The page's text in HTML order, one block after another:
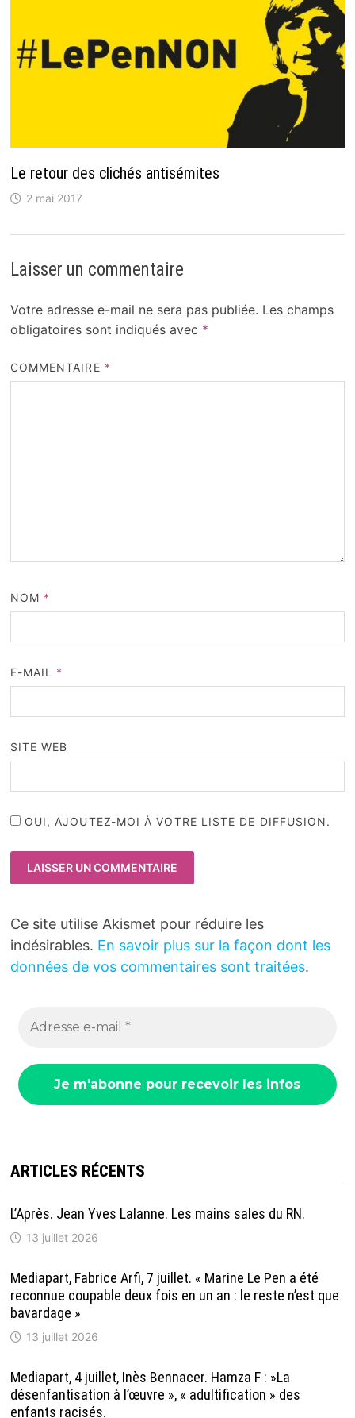
Le retour des clichés antisémites
2 mai 2017
Laisser un commentaire
Votre adresse e-mail ne sera pas publiée. Les champs
obligatoires sont indiqués avec *
COMMENTAIRE *
NOM *
E-MAIL *
SITE WEB
OUI, AJOUTEZ-MOI À VOTRE LISTE DE DIFFUSION.
Ce site utilise Akismet pour réduire les
indésirables. En savoir plus sur la façon dont les
données de vos commentaires sont traitées.
ARTICLES RÉCENTS
L’Après. Jean Yves Lalanne. Les mains sales du RN.
13 juillet 2026
Mediapart, Fabrice Arfi, 7 juillet. « Marine Le Pen a été
reconnue coupable deux fois en un an : le reste n’est que
bavardage »
13 juillet 2026
Mediapart, 4 juillet, Inès Bennacer. Hamza F : »La
désenfantisation à l’œuvre », « adultification » des
enfants racisés.